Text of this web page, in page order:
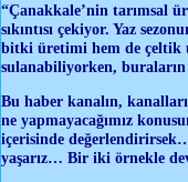
“Çanakkale’nin tarımsal
sıkıntısı çekiyor. Yaz
bitki üretimi hem de çeltik
sulanabiliyorken,
Bu haber kanalın,
ne yapmayacağımız
içerisinde
yaşarız… Bir iki örnekle